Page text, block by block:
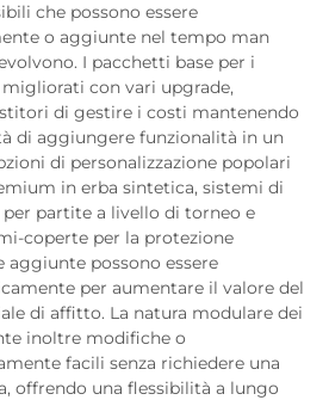
che possono essere
o aggiunte nel tempo man
I pacchetti base per i
con vari upgrade,
di gestire i costi mantenendo
di aggiungere funzionalità in un
di personalizzazione popolari
in erba sintetica, sistemi di
partite a livello di torneo e
coperte per la protezione
aggiunte possono essere
per aumentare il valore del
di affitto. La natura modulare dei
inoltre modifiche o
facili senza richiedere una
offrendo una flessibilità a lungo